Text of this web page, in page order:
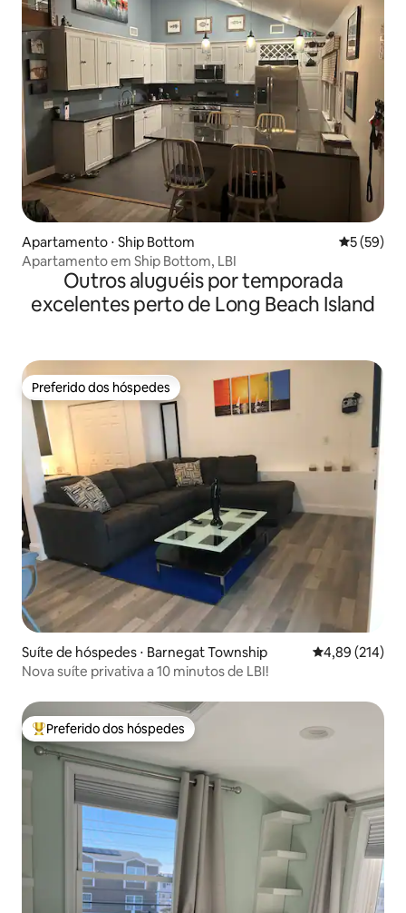
Apartamento ⋅ Ship Bottom 5 de uma
5 (59)
Apartamento em Ship Bottom, LBI
Outros aluguéis por temporada
excelentes perto de Long Beach Island
Preferido dos hóspedes
Preferido dos hóspedes
Suíte de hóspedes ⋅ Barnegat Township 4,89 de uma
4,89 (214)
Nova suíte privativa a 10 minutos de LBI!
Entre os melhores preferidos dos hóspedes
Preferido dos hóspedes